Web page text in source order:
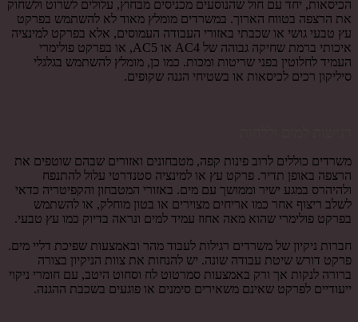
הכיסאות, יחד עם חול שהנוסעים מכניסים מבחוץ, עלולים לשרוט ולשחוק
את הרצפה בטווח הארוך. במשרדים מומלץ מאוד לא להשתמש בפרקט
עץ טבעי גושי או שכבתי באזורי העבודה העמוסים, אלא בפרקט למינציה
איכותי ברמת שחיקה גבוהה של AC4 או AC5, או בפרקט פולימרי
העמיד לחלוטין בפני שריטות ומכות. כמו כן, מומלץ להשתמש בגלגלי
סיליקון רכים לכיסאות או בשטיחי הגנה שקופים.
משרדים כוללים לרוב פינות קפה, מטבחונים ואזורים שבהם שוטפים את
הרצפה באופן תדיר. פרקט עץ או למינציה סטנדרטי עלול להתנפח
ולהיהרס במגע ישיר וממושך עם מים. באזורי המטבחון והקפיטריה כדאי
לשלב ריצוף אחר כמו אריחים מצוירים או בטון מוחלק, או להשתמש
בפרקט פולימרי שהוא מאה אחוז עמיד למים ונראה בדיוק כמו עץ טבעי.
חברות ניקיון של משרדים רגילות לעבוד מהר ובאמצעות שפיכת דליי מים.
פרקט דורש שיטת עבודה שונה. יש להנחות את צוות הניקיון בצורה
ברורה לנקות אך ורק באמצעות סמרטוט לח וסחוט היטב, עם חומרי ניקוי
ייעודיים לפרקט שאינם משאירים סימנים או פוגעים בשכבת ההגנה.